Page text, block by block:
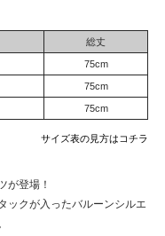
総丈
75cm
75cm
75cm
サイズ表の見方はコチラ
が登場！
ックが入ったバルーンシルエ